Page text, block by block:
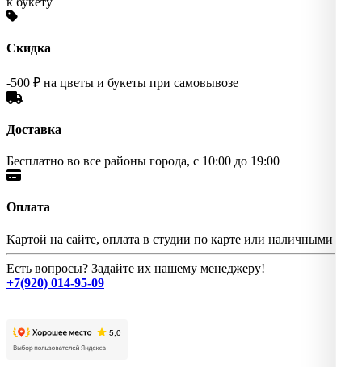
Скидка
-500 ₽ на цветы и букеты при самовывозе
Доставка
Бесплатно во все районы города, с 10:00 до 19:00
Оплата
Картой на сайте, оплата в студии по карте или наличными
Есть вопросы? Задайте их нашему менеджеру!
+7(920) 014-95-09